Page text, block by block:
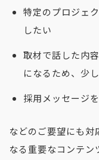
特定のプロジェ
したい
取材で話した内
になるため、少
採用メッセージ
などのご要望にも対
なる重要なコンテン